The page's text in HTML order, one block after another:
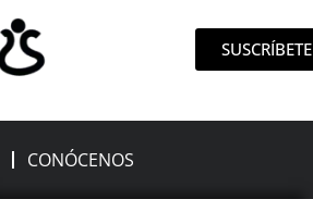
SUSCRÍBETE
CONÓCENOS